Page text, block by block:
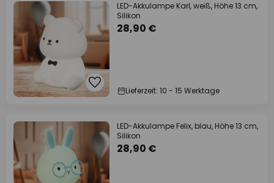
LED-Akkulampe Karl, weiß, Höhe 13 cm,
Silikon
28,90 €
Lieferzeit: 10 - 15 Werktage
LED-Akkulampe Felix, blau, Höhe 13 cm,
Silikon
28,90 €